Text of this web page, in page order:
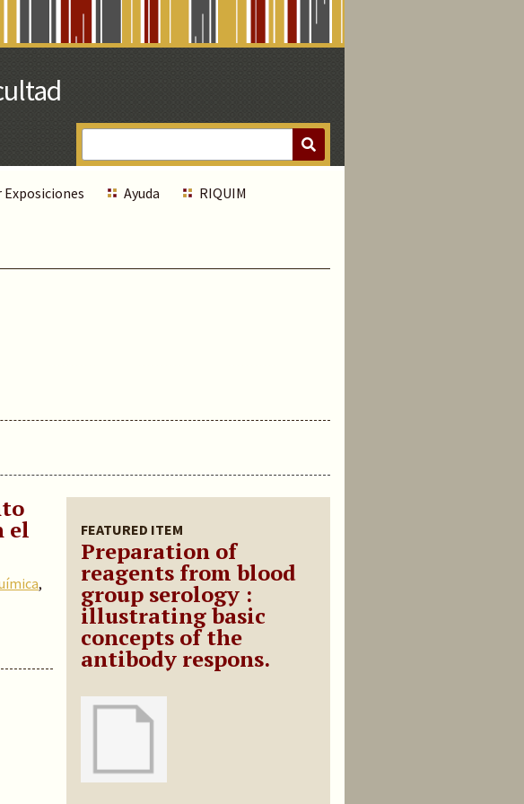
Exposiciones Ayuda RIQUIM
FEATURED ITEM
Preparation of
reagents from blood
group serology :
illustrating basic
concepts of the
antibody respons.
el
,